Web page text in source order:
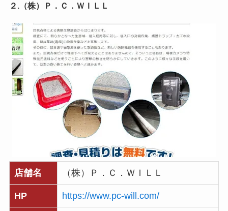
２.（株）Ｐ．Ｃ．ＷＩＬＬ
店舗名 （株）Ｐ．Ｃ．ＷＩＬＬ
HP https://www.pc-will.com/